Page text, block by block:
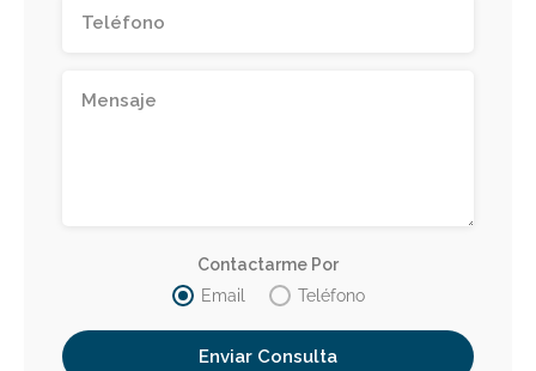
Contactarme Por
Email
Teléfono